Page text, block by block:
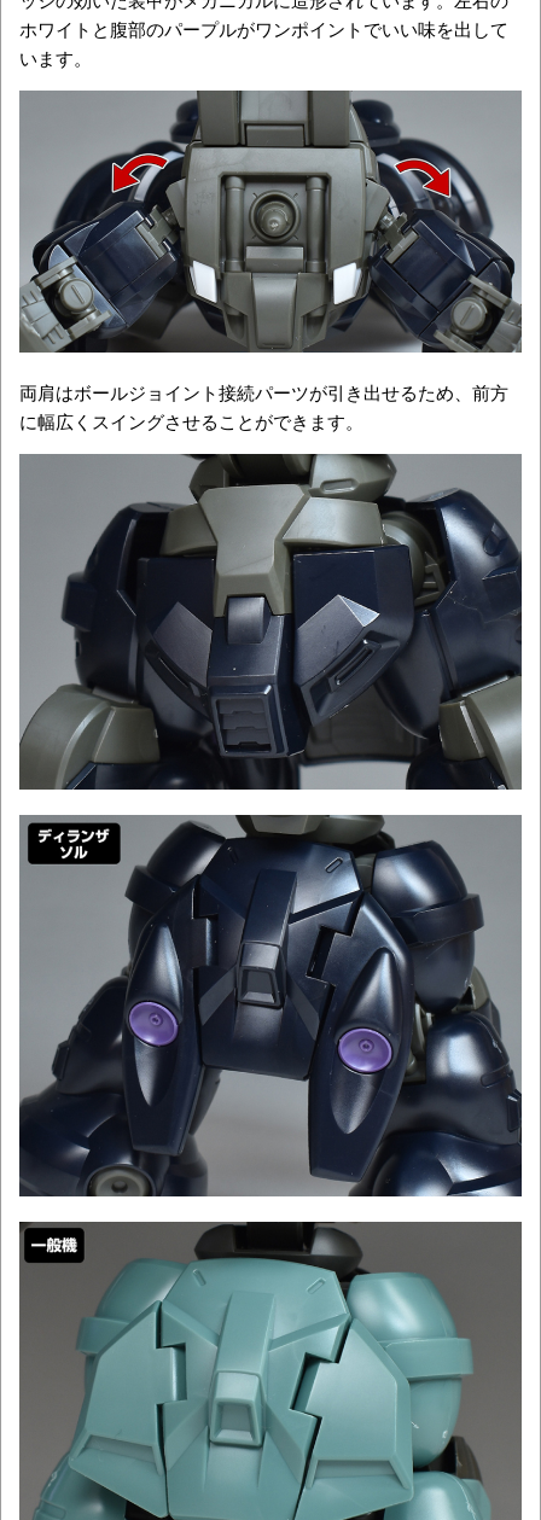
ホワイトと腹部のパープルがワンポイントでいい味を出して
います。
両肩はボールジョイント接続パーツが引き出せるため、前方
に幅広くスイングさせることができます。